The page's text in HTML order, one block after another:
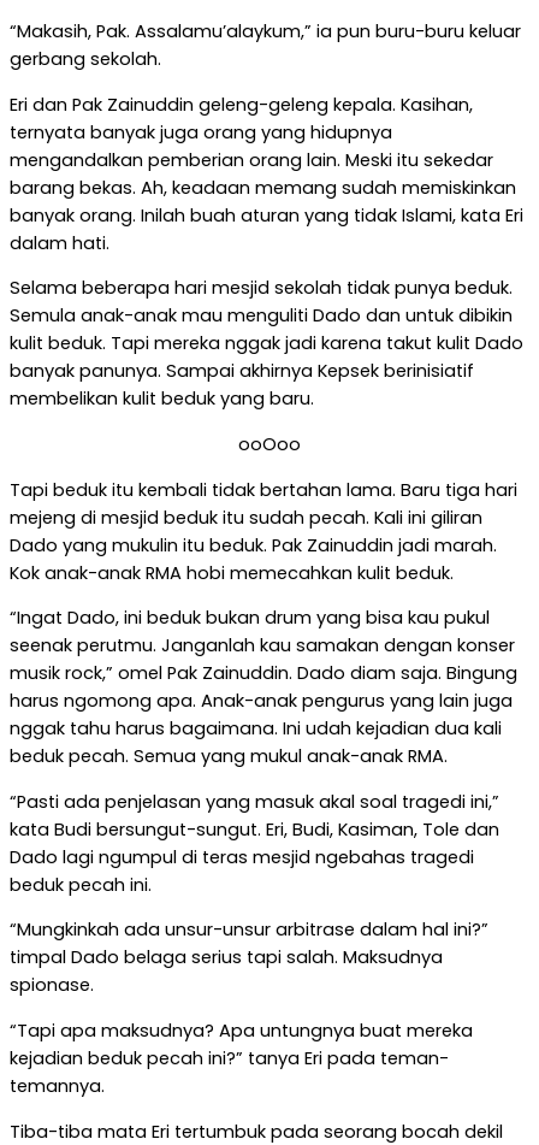
“Makasih, Pak. Assalamu’alaykum,” ia pun buru-buru keluar
gerbang sekolah.
Eri dan Pak Zainuddin geleng-geleng kepala. Kasihan,
ternyata banyak juga orang yang hidupnya
mengandalkan pemberian orang lain. Meski itu sekedar
barang bekas. Ah, keadaan memang sudah memiskinkan
banyak orang. Inilah buah aturan yang tidak Islami, kata Eri
dalam hati.
Selama beberapa hari mesjid sekolah tidak punya beduk.
Semula anak-anak mau menguliti Dado dan untuk dibikin
kulit beduk. Tapi mereka nggak jadi karena takut kulit Dado
banyak panunya. Sampai akhirnya Kepsek berinisiatif
membelikan kulit beduk yang baru.
ooOoo
Tapi beduk itu kembali tidak bertahan lama. Baru tiga hari
mejeng di mesjid beduk itu sudah pecah. Kali ini giliran
Dado yang mukulin itu beduk. Pak Zainuddin jadi marah.
Kok anak-anak RMA hobi memecahkan kulit beduk.
“Ingat Dado, ini beduk bukan drum yang bisa kau pukul
seenak perutmu. Janganlah kau samakan dengan konser
musik rock,” omel Pak Zainuddin. Dado diam saja. Bingung
harus ngomong apa. Anak-anak pengurus yang lain juga
nggak tahu harus bagaimana. Ini udah kejadian dua kali
beduk pecah. Semua yang mukul anak-anak RMA.
“Pasti ada penjelasan yang masuk akal soal tragedi ini,”
kata Budi bersungut-sungut. Eri, Budi, Kasiman, Tole dan
Dado lagi ngumpul di teras mesjid ngebahas tragedi
beduk pecah ini.
“Mungkinkah ada unsur-unsur arbitrase dalam hal ini?”
timpal Dado belaga serius tapi salah. Maksudnya
spionase.
“Tapi apa maksudnya? Apa untungnya buat mereka
kejadian beduk pecah ini?” tanya Eri pada teman-
temannya.
Tiba-tiba mata Eri tertumbuk pada seorang bocah dekil